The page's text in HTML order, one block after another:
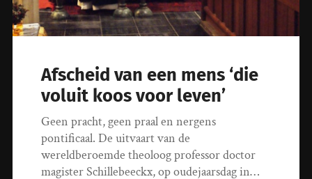
Afscheid van een mens ‘die
voluit koos voor leven’
Geen pracht, geen praal en nergens
pontificaal. De uitvaart van de
wereldberoemde theoloog professor doctor
magister Schillebeeckx, op oudejaarsdag in…